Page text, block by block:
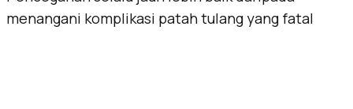
menangani komplikasi patah tulang yang fatal